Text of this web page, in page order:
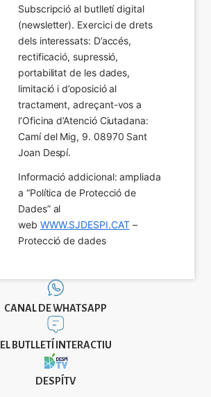
Subscripció al butlletí digital
(newsletter). Exercici de drets
dels interessats: D’accés,
rectificació, supressió,
portabilitat de les dades,
limitació i d’oposició al
tractament, adreçant-vos a
l’Oficina d’Atenció Ciutadana:
Camí del Mig, 9. 08970 Sant
Joan Despí.
Informació addicional: ampliada
a “Política de Protecció de
Dades” al
web WWW.SJDESPI.CAT –
Protecció de dades
CANAL DE WHATSAPP
EL BUTLLETÍ INTERACTIU
DESPÍTV